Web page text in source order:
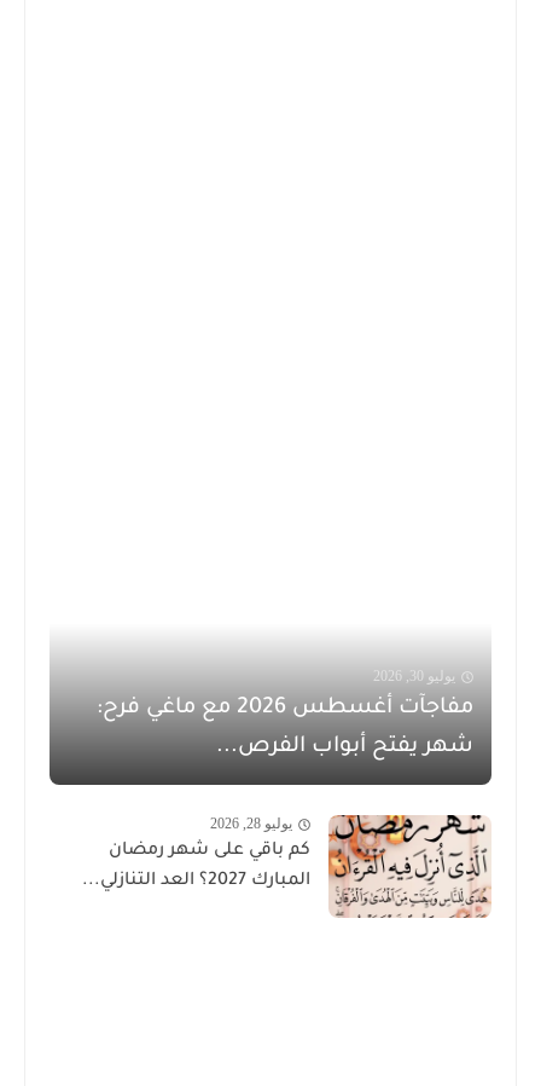
يوليو 30, 2026
مفاجآت أغسطس 2026 مع ماغي فرح:
شهر يفتح أبواب الفرص...
يوليو 28, 2026
كم باقي على شهر رمضان
المبارك 2027؟ العد التنازلي...